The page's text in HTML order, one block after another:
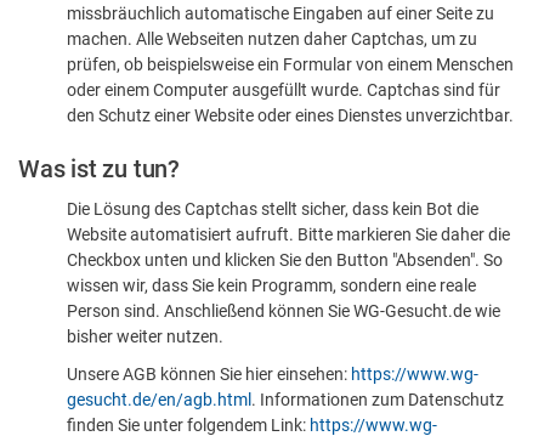
dass
sind
missbräuchlich automatische Eingaben auf einer Seite zu
machen. Alle Webseiten nutzen daher Captchas, um zu
prüfen, ob beispielsweise ein Formular von einem Menschen
oder einem Computer ausgefüllt wurde. Captchas sind für
den Schutz einer Website oder eines Dienstes unverzichtbar.
Was ist zu tun?
Die Lösung des Captchas stellt sicher, dass kein Bot die
Website automatisiert aufruft. Bitte markieren Sie daher die
Checkbox unten und klicken Sie den Button "Absenden". So
wissen wir, dass Sie kein Programm, sondern eine reale
Person sind. Anschließend können Sie WG-Gesucht.de wie
bisher weiter nutzen.
Unsere AGB können Sie hier einsehen: https://www.wg-
gesucht.de/en/agb.html . Informationen zum Datenschutz
finden Sie unter folgendem Link: https://www.wg-